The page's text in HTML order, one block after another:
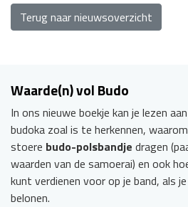
Terug naar nieuwsoverzicht
Waarde(n) vol Budo
In ons nieuwe boekje kan je lezen
budoka zoal is te herkennen,
stoere budo-polsbandje dragen
waarden van de samoerai) en ook
kunt verdienen voor op je band, als
belonen.